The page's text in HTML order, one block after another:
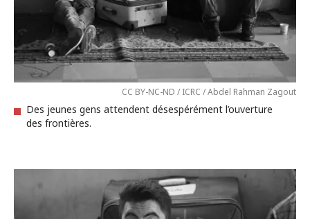
CC BY-NC-ND / ICRC / Abdel Rahman Zagout
Des jeunes gens attendent désespérément l’ouverture
des frontières.